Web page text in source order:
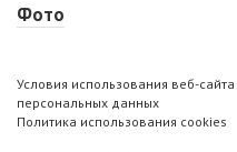
Фото
Условия использования веб-
персональных данных
Политика использования cookies